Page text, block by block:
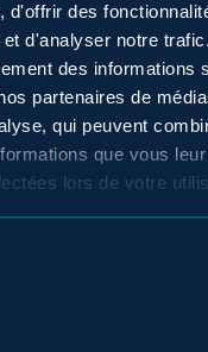
d'offrir des
d'analyser notre
des informations
partenaires de
qui peuvent
que vous
lors de votre
faire une escale
Posez vos valises
!
[Lire l’article